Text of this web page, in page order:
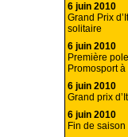
6 juin 2010
Grand Prix
solitaire
6 juin 2010
Première
Promosport
6 juin 2010
Grand prix
6 juin 2010
Fin de